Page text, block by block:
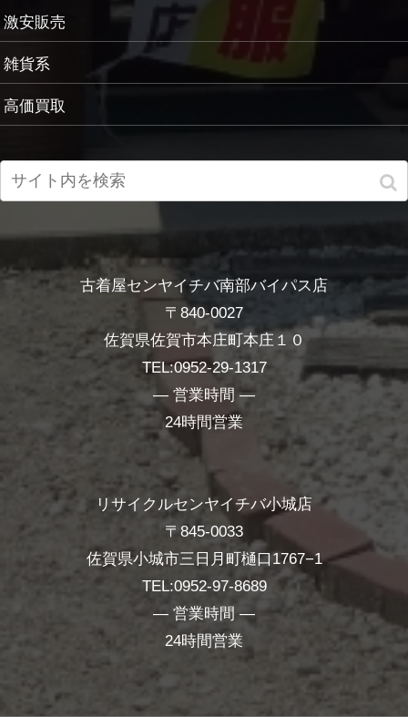
激安販売
雑貨系
高価買取
古着屋センヤイチバ南部バイパス店
〒840-0027
佐賀県佐賀市本庄町本庄１０
TEL:0952-29-1317
― 営業時間 ―
24時間営業
リサイクルセンヤイチバ小城店
〒845-0033
佐賀県小城市三日月町樋口1767−1
TEL:0952-97-8689
― 営業時間 ―
24時間営業